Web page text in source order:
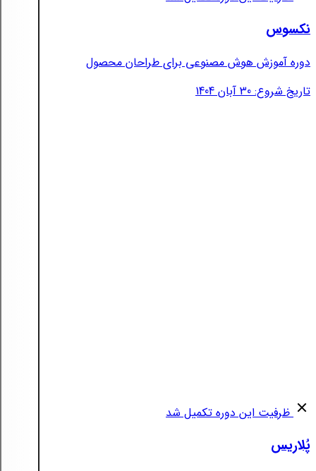
نکسوس
دوره آموزش هوش مصنوعی برای طراحان محصول
تاریخ شروع: 30 آبان 1404
ظرفیت این دوره تکمیل شد
پُلاریس